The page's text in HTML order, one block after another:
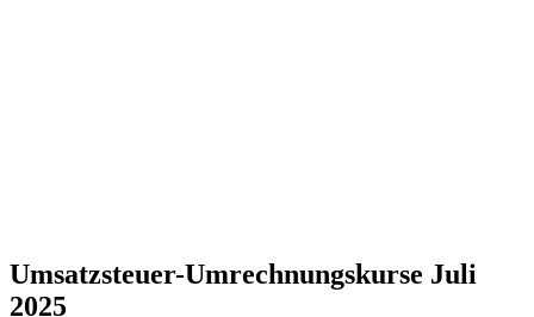
Umsatzsteuer-Umrechnungskurse Juli
2025